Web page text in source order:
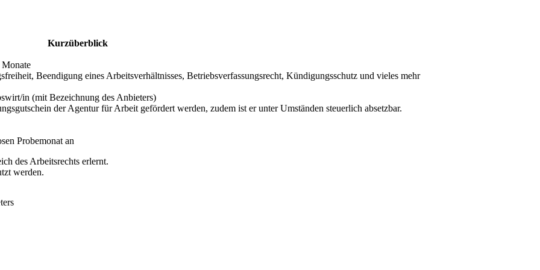
Kurzüberblick
Monate
Beendigung eines Arbeitsverhältnisses, Betriebsverfassungsrecht, Kündigungsschutz und vieles mehr
in (mit Bezeichnung des Anbieters)
der Agentur für Arbeit gefördert werden, zudem ist er unter Umständen steuerlich absetzbar.
Probemonat an
des Arbeitsrechts erlernt.
werden.